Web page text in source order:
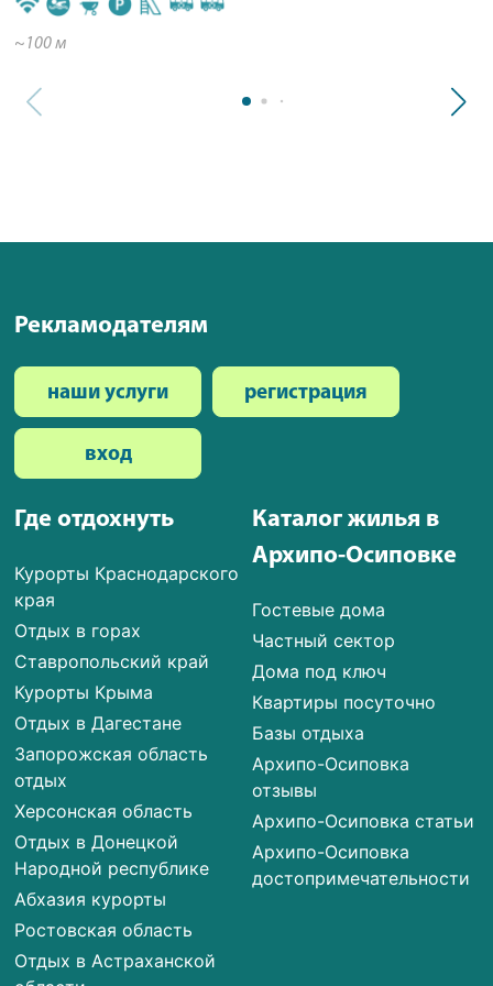
~100 м
Где отдохнуть
Курорты Краснодарского
края
Отдых в горах
Ставропольский край
Курорты Крыма
Отдых в Дагестане
Запорожская область
отдых
Херсонская область
Отдых в Донецкой
Народной республике
Абхазия курорты
Ростовская область
Отдых в Астраханской
Каталог жилья в
Архипо-Осиповке
Гостевые дома
Частный сектор
Дома под ключ
Квартиры посуточно
Базы отдыха
Архипо-Осиповка
отзывы
Архипо-Осиповка статьи
Архипо-Осиповка
достопримечательности
Рекламодателям
наши услуги регистрация
вход